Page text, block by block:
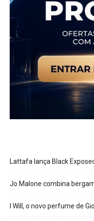
Lattafa lança Black
Jo Malone combina
I Will, o novo perfume de